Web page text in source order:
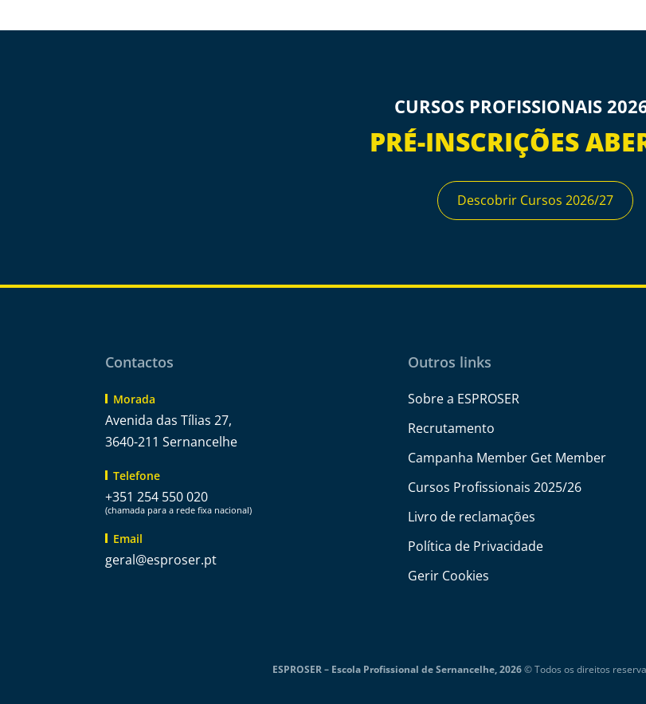
CURSOS PROFISSIONAIS
PRÉ-INSCRIÇÕES
Descobrir Cursos 2026/27
Contactos
Morada
Avenida das Tílias 27,
3640-211 Sernancelhe
Telefone
+351 254 550 020
(chamada para a rede fixa nacional)
Email
tp.resorpse
@lareg
Outros links
Sobre a ESPROSER
Recrutamento
Campanha Member Get Member
Cursos Profissionais 2025/26
Livro de reclamações
Política de Privacidade
Gerir Cookies
ESPROSER – Escola Profissional de Sernancelhe, 2026© Todos os direitos